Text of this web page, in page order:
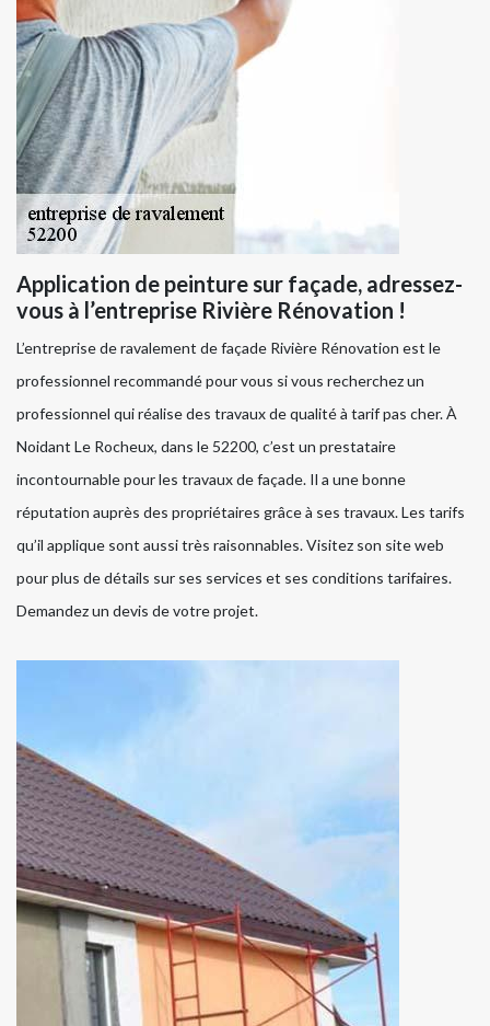
Application de peinture sur façade, adressez-
vous à l’entreprise Rivière Rénovation !
L’entreprise de ravalement de façade Rivière Rénovation est le
professionnel recommandé pour vous si vous recherchez un
professionnel qui réalise des travaux de qualité à tarif pas cher. À
Noidant Le Rocheux, dans le 52200, c’est un prestataire
incontournable pour les travaux de façade. Il a une bonne
réputation auprès des propriétaires grâce à ses travaux. Les tarifs
qu’il applique sont aussi très raisonnables. Visitez son site web
pour plus de détails sur ses services et ses conditions tarifaires.
Demandez un devis de votre projet.